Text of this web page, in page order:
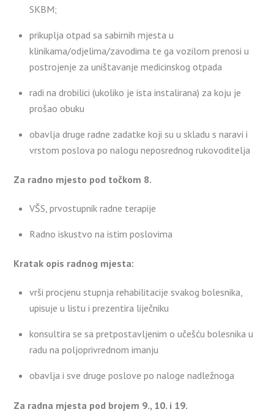
SKBM;
prikuplja otpad sa sabirnih mjesta u
klinikama/odjelima/zavodima te ga vozilom prenosi u
postrojenje za uništavanje medicinskog otpada
radi na drobilici (ukoliko je ista instalirana) za koju je
prošao obuku
obavlja druge radne zadatke koji su u skladu s naravi i
vrstom poslova po nalogu neposrednog rukovoditelja
Za radno mjesto pod točkom 8.
VŠS, prvostupnik radne terapije
Radno iskustvo na istim poslovima
Kratak opis radnog mjesta:
vrši procjenu stupnja rehabilitacije svakog bolesnika,
upisuje u listu i prezentira liječniku
konsultira se sa pretpostavljenim o učešću bolesnika u
radu na poljoprivrednom imanju
obavlja i sve druge poslove po naloge nadležnoga
Za radna mjesta pod brojem 9., 10. i 19.